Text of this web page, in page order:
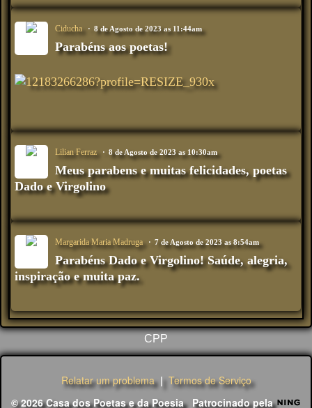
Ciducha 8 de Agosto de 2023 as 11:44am
Parabéns aos poetas!
Lilian Ferraz 8 de Agosto de 2023 as 10:30am
Meus parabens e muitas felicidades, poetas
Dado e Virgolino
Margarida Maria Madruga 7 de Agosto de 2023 as 8:54am
Parabéns Dado e Virgolino! Saúde, alegria,
inspiração e muita paz.
CPP
Relatar um problema|Termos de Serviço
© 2026 Casa dos Poetas e da Poesia Patrocinado pela